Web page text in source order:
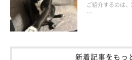
ご紹介するのは
…
新着記事をもっ